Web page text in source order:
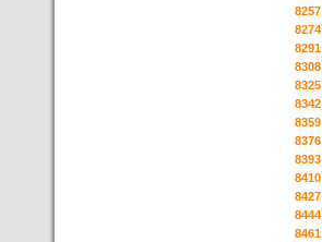
8257
8274
8291
8308
8325
8342
8359
8376
8393
8410
8427
8444
8461